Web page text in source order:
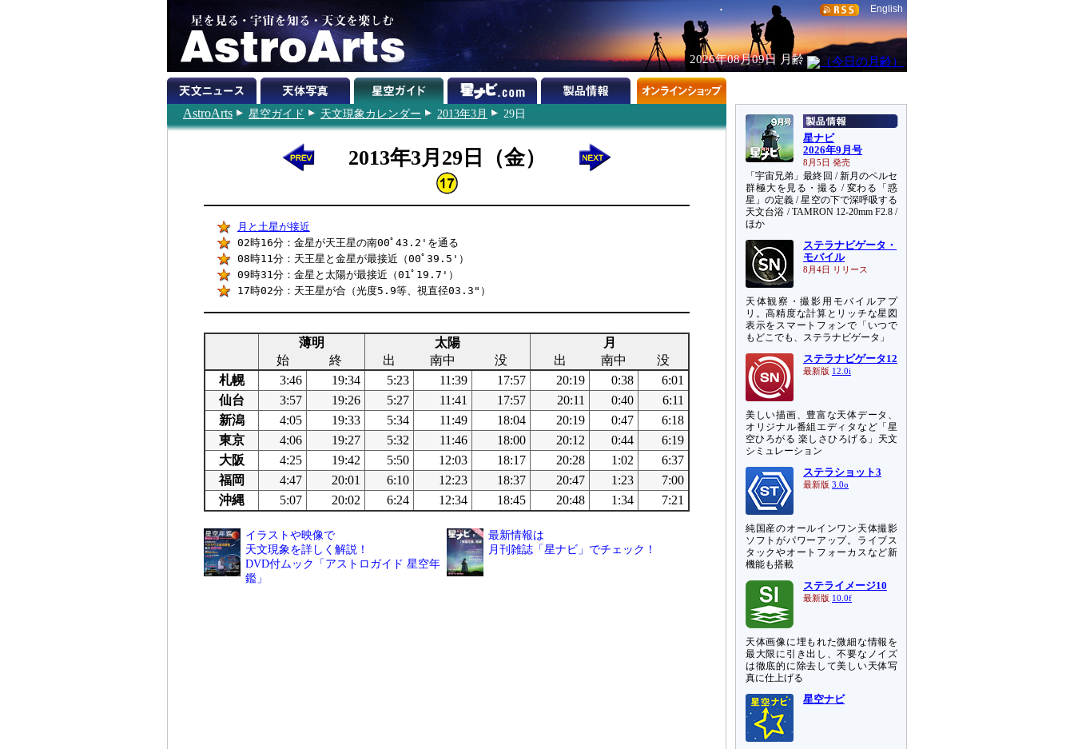
English
2026年08月09日 月齢
AstroArts 星空ガイド 天文現象カレンダー 2013年3月 29日
2013年3月29日（金）
月と土星が接近
02時16分：金星が天王星の南00ﾟ43.2'を通る
08時11分：天王星と金星が最接近（00ﾟ39.5'）
09時31分：金星と太陽が最接近（01ﾟ19.7'）
17時02分：天王星が合（光度5.9等、視直径03.3"）
薄明 太陽
月
始
終 出 南中 没 出 南中
没
札幌
3:46 19:34 5:23 11:39 17:57 20:19 0:38
6:01
仙台
3:57 19:26 5:27 11:41 17:57 20:11 0:40
6:11
新潟
4:05 19:33 5:34 11:49 18:04 20:19 0:47
6:18
東京
4:06 19:27 5:32 11:46 18:00 20:12 0:44
6:19
大阪
4:25 19:42 5:50 12:03 18:17 20:28 1:02
6:37
福岡
4:47 20:01 6:10 12:23 18:37 20:47 1:23
7:00
沖縄
5:07 20:02 6:24 12:34 18:45 20:48 1:34 7:21
イラストや映像で
天文現象を詳しく解説！
DVD付ムック「アストロガイド 星空年
鑑」
最新情報は
月刊雑誌「星ナビ」でチェック！
星ナビ
2026年9月号
8月5日 発売
「宇宙兄弟」最終回 / 新月のペルセ
群極大を見る・撮る / 変わる「惑
星」の定義 / 星空の下で深呼吸する
天文台浴 / TAMRON 12-20mm F2.8 /
ほか
ステラナビゲータ・
モバイル
8月4日 リリース
天体観察・撮影用モバイルアプ
リ。高精度な計算とリッチな星図
表示をスマートフォンで「いつで
もどこでも、ステラナビゲータ」
ステラナビゲータ12
最新版 12.0i
美しい描画、豊富な天体データ、
オリジナル番組エディタなど「星
空ひろがる 楽しさひろげる」天文
シミュレーション
ステラショット3
最新版 3.0o
純国産のオールインワン天体撮影
ソフトがパワーアップ。ライブス
タックやオートフォーカスなど新
機能も搭載
ステライメージ10
最新版 10.0f
天体画像に埋もれた微細な情報を
最大限に引き出し、不要なノイズ
は徹底的に除去して美しい天体写
真に仕上げる
星空ナビ